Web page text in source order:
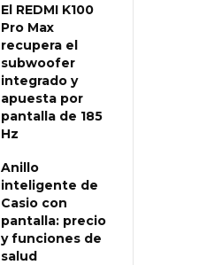
El REDMI K100
Pro Max
recupera el
subwoofer
integrado y
apuesta por
pantalla de 185
Hz
Anillo
inteligente de
Casio con
pantalla: precio
y funciones de
salud